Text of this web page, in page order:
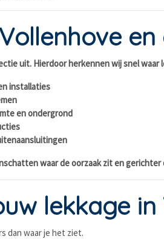
uit. Hierdoor herkennen wij snel
installaties
en ondergrond
waar de oorzaak zit en
lekkage in
dan waar je het ziet.